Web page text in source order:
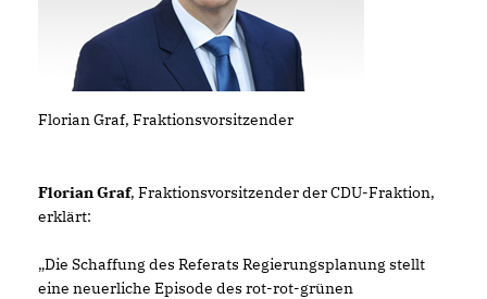
Florian Graf, Fraktionsvorsitzender
Florian Graf, Fraktionsvorsitzender der CDU-Fraktion,
erklärt:
Die Schaffung des Referats Regierungsplanung stellt
eine neuerliche Episode des rot-rot-grünen